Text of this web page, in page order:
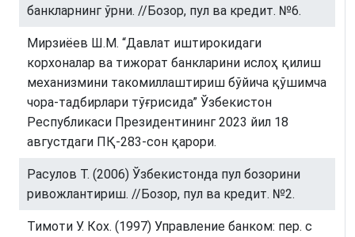
банкларнинг ўрни. //Бозор, пул ва кредит. №6.
Мирзиёев Ш.М. “Давлат иштирокидаги
корхоналар ва тижорат банкларини ислоҳ қилиш
механизмини такомиллаштириш бўйича қўшимча
чора-тадбирлари тўғрисида” Ўзбекистон
Республикаси Президентининг 2023 йил 18
августдаги ПҚ-283-сон қарори.
Расулов Т. (2006) Ўзбекистонда пул бозорини
ривожлантириш. //Бозор, пул ва кредит. №2.
Тимоти У. Кох. (1997) Управление банком: пер. с